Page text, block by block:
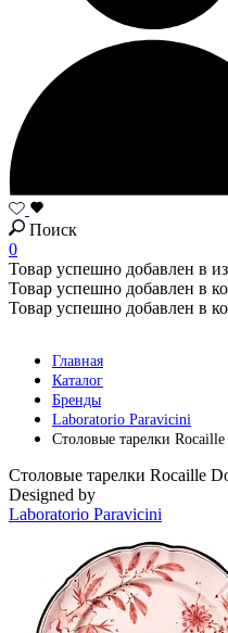
Поиск
0
Товар успешно добавлен в
Товар успешно добавлен в
Товар успешно добавлен в
Главная
Каталог
Бренды
Laboratorio Paravicini
Столовые тарелки
Столовые тарелки Rocaille
Designed by
Laboratorio Paravicini